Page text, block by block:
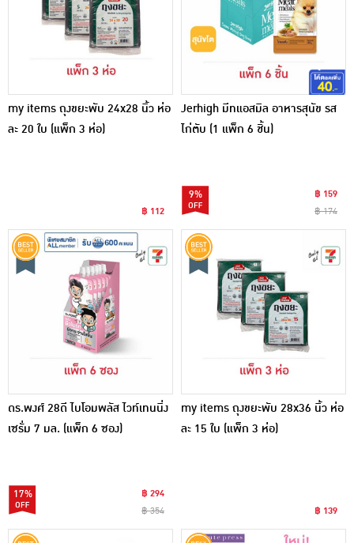
my items ถุงขยะพับ 24x28 นิ้ว ห่อ
ละ 20 ใบ (แพ็ก 3 ห่อ)
฿ 112
Jerhigh มีทแอสมิล อาหารสุนัข รส
ไก่ตับ (1 แพ็ก 6 ชิ้น)
9%
฿ 159
฿ 174
ดร.พงศ์ 28ดี ไบโอมพลัส ไวท์เทนนิ่ง
เซรั่ม 7 มล. (แพ็ก 6 ซอง)
17%
฿ 294
฿ 354
my items ถุงขยะพับ 28x36 นิ้ว ห่อ
ละ 15 ใบ (แพ็ก 3 ห่อ)
฿ 139